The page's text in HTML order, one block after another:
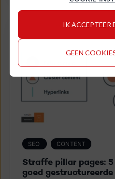
IK ACCEPTEER
GEEN
SEO CONTENT
Straffe pillar pages:
goed